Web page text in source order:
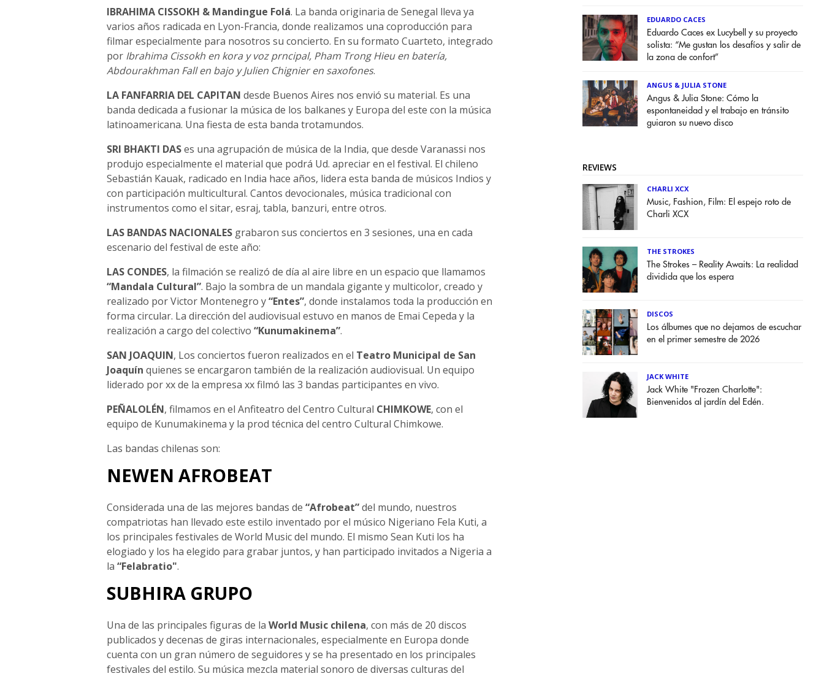
IBRAHIMA CISSOKH & Mandingue Folá. La banda originaria de Senegal lleva ya
varios años radicada en Lyon-Francia, donde realizamos una coproducción para
filmar especialmente para nosotros su concierto. En su formato Cuarteto, integrado
por Ibrahima Cissokh en kora y voz prncipal, Pham Trong Hieu en batería,
Abdourakhman Fall en bajo y Julien Chignier en saxofones.
LA FANFARRIA DEL CAPITAN desde Buenos Aires nos envió su material. Es una
banda dedicada a fusionar la música de los balkanes y Europa del este con la música
latinoamericana. Una fiesta de esta banda trotamundos.
SRI BHAKTI DASes una agrupación de música de la India, que desde Varanassi nos
produjo especialmente el material que podrá Ud. apreciar en el festival. El chileno
Sebastián Kauak, radicado en India hace años, lidera esta banda de músicos Indios y
con participación multicultural. Cantos devocionales, música tradicional con
instrumentos como el sitar, esraj, tabla, banzuri, entre otros.
LAS BANDAS NACIONALESgrabaron sus conciertos en 3 sesiones, una en cada
escenario del festival de este año:
LAS CONDES, la filmación se realizó de día al aire libre en un espacio que llamamos
“Mandala Cultural”. Bajo la sombra de un mandala gigante y multicolor, creado y
realizado por Victor Montenegro y“Entes”, donde instalamos toda la producción en
forma circular. La dirección del audiovisual estuvo en manos de Emai Cepeda y la
realización a cargo del colectivo “Kunumakinema”.
SAN JOAQUIN, Los conciertos fueron realizados en el Teatro Municipal de San
Joaquín quienes se encargaron también de la realización audiovisual. Un equipo
liderado por xx de la empresa xx filmó las 3 bandas participantes en vivo.
PEÑALOLÉN, filmamos en el Anfiteatro del Centro Cultural CHIMKOWE, con el
equipo de Kunumakinema y la prod técnica del centro Cultural Chimkowe.
Las bandas chilenas son:
NEWEN AFROBEAT
Considerada una de las mejores bandas de “Afrobeat”del mundo, nuestros
compatriotas han llevado este estilo inventado por el músico Nigeriano Fela Kuti, a
los principales festivales de World Music del mundo. El mismo Sean Kuti los ha
elogiado y los ha elegido para grabar juntos, y han participado invitados a Nigeria a
la “Felabratio".
SUBHIRA GRUPO
Una de las principales figuras de la World Music chilena, con más de 20 discos
publicados y decenas de giras internacionales, especialmente en Europa donde
cuenta con un gran número de seguidores y se ha presentado en los principales
festivales del estilo. Su música mezcla material sonoro de diversas culturas del
EDUARDO CACES
Eduardo Caces ex Lucybell y su proyecto
solista: “Me gustan los desafíos y salir de
la zona de confort”
ANGUS & JULIA STONE
Angus & Julia Stone: Cómo la
espontaneidad y el trabajo en tránsito
guiaron su nuevo disco
REVIEWS
CHARLI XCX
Music, Fashion, Film: El espejo roto de
Charli XCX
THE STROKES
The Strokes – Reality Awaits: La realidad
dividida que los espera
DISCOS
Los álbumes que no dejamos de escuchar
en el primer semestre de 2026
JACK WHITE
Jack White "Frozen Charlotte":
Bienvenidos al jardín del Edén.